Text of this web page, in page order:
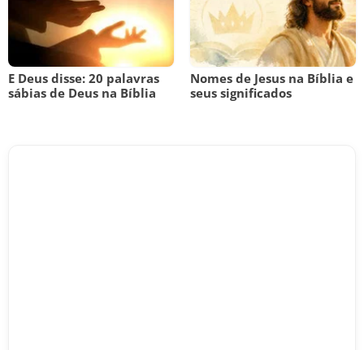
E Deus disse: 20 palavras
sábias de Deus na Bíblia
Nomes de Jesus na Bíblia e
seus significados